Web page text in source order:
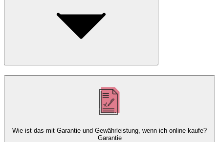
Wie ist das mit Garantie und Gewährleistung, wenn ich online kaufe?
Garantie